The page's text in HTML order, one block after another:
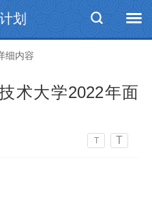
划
细内容
术大学2022年面
T T